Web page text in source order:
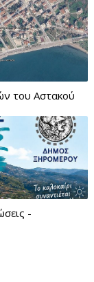
του Αστακού
-